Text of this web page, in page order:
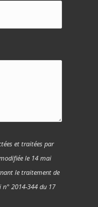
et traitées par
le 14 mai
le traitement de
n° 2014-344 du 17